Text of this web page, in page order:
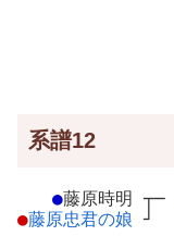
系譜12
●藤原時明 ┬
●藤原忠君の娘 ┘
─